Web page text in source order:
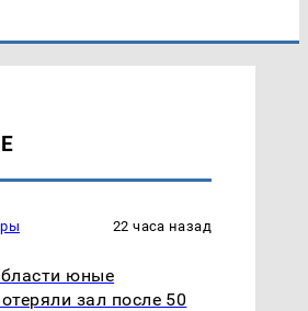
22 часа назад
юные
зал после 50